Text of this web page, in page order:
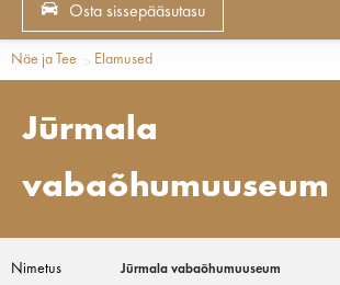
Osta sissepääsutasu
Näe ja Tee Elamused
Jūrmala
vabaõhumuuseum
Nimetus Jūrmala vabaõhumuuseum